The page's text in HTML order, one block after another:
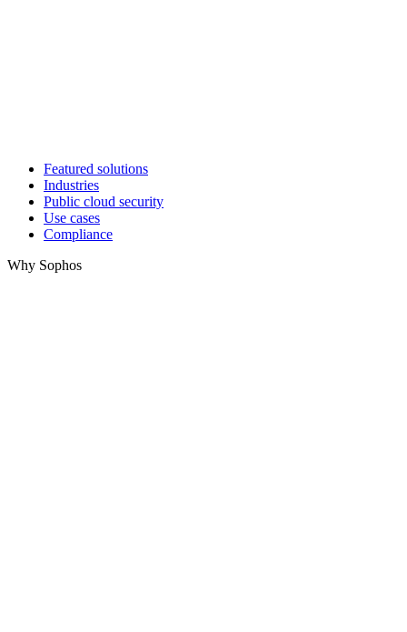
Featured solutions
Industries
Public cloud security
Use cases
Compliance
Why Sophos